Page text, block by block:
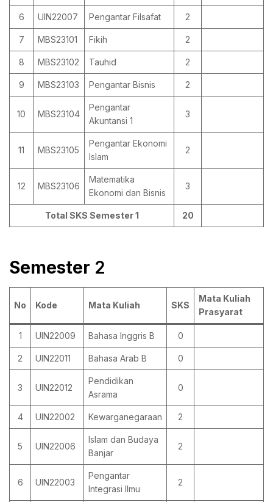
6 UIN22007 Pengantar Filsafat 2
7 MBS23101 Fikih 2
8 MBS23102 Tauhid 2
9 MBS23103 Pengantar Bisnis 2
10 MBS23104
Pengantar
Akuntansi 1
3
11 MBS23105
Pengantar Ekonomi
Islam
2
12 MBS23106
Matematika
Ekonomi dan Bisnis
3
Total SKS Semester 1 20
Semester 2
No Kode Mata Kuliah SKS
Mata Kuliah
Prasyarat
1 UIN22009 Bahasa Inggris B 0
2 UIN22011 Bahasa Arab B 0
3 UIN22012
Pendidikan
Asrama
0
4 UIN22002 Kewarganegaraan 2
5 UIN22006
Islam dan Budaya
Banjar
2
6 UIN22003
Pengantar
Integrasi Ilmu
2